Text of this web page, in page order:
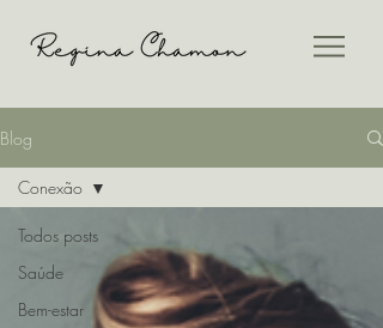
Blog
Todos posts
Saúde
Bem-estar
Conexão